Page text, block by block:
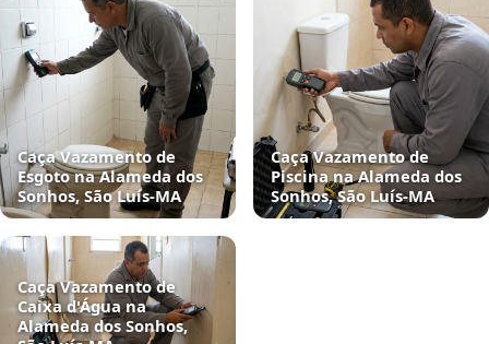
Caça Vazamento de
Esgoto na Alameda dos
Sonhos, São Luís‑MA
Caça Vazamento de
Piscina na Alameda dos
Sonhos, São Luís‑MA
Caça Vazamento de
Caixa d'Água na
Alameda dos Sonhos,